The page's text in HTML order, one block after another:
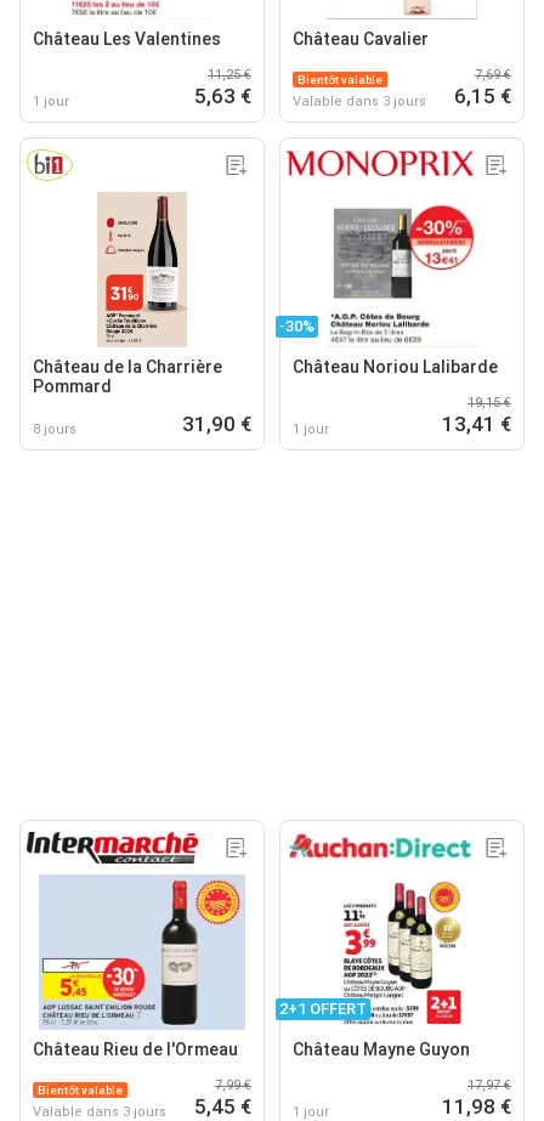
Château Les Valentines
1 jour
11,25 €
5,63 €
Château Cavalier
Bientôt valable
Valable dans 3 jours
7,69 €
6,15 €
Château de la Charrière
Pommard
8 jours 31,90 €
-30%
Château Noriou Lalibarde
1 jour
19,15 €
13,41 €
Château Rieu de l'Ormeau
Bientôt valable
Valable dans 3 jours
7,99 €
5,45 €
2+1 OFFERT
Château Mayne Guyon
1 jour
17,97 €
11,98 €